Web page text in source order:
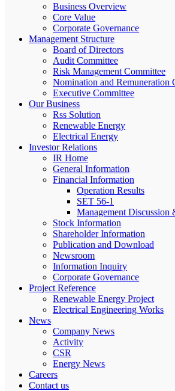
Business Overview
Core Value
Corporate Governance
Management Structure
Board of Directors
Audit Committee
Risk Management Committee
Nomination and Remuneration
Executive Committee
Our Business
Rss Solution
Renewable Energy
Electrical Energy
Investor Relations
IR Home
General Information
Financial Information
Operation Results
SET 56-1
Management Discussion
Stock Information
Shareholder Information
Publication and Download
Newsroom
Information Inquiry
Corporate Governance
Project Reference
Renewable Energy Project
Electrical Engineering Works
News
Company News
Activity
CSR
Energy News
Careers
Contact us